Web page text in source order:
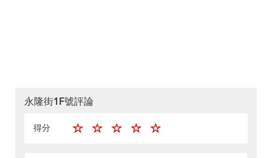
永隆街1F號評論
得分